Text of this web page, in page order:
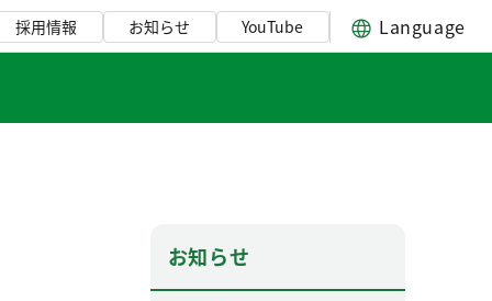
採用情報 お知らせ YouTube Language
お知らせ